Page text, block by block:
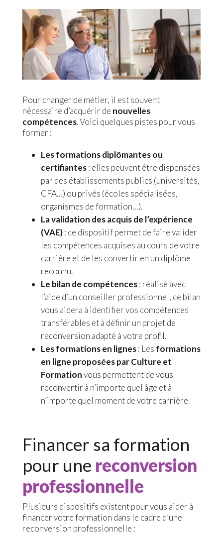
Pour changer de métier, il est souvent
nécessaire d’acquérir de nouvelles
compétences. Voici quelques pistes pour vous
former :
Les formations diplômantes ou
certifiantes: elles peuvent être dispensées
par des établissements publics (universités,
CFA…) ou privés (écoles spécialisées,
organismes de formation…).
La validation des acquis de l’expérience
(VAE): ce dispositif permet de faire valider
les compétences acquises au cours de votre
carrière et de les convertir en un diplôme
reconnu.
Le bilan de compétences: réalisé avec
l’aide d’un conseiller professionnel, ce bilan
vous aidera à identifier vos compétences
transférables et à définir un projet de
reconversion adapté à votre profil.
Les formations en lignes: Les formations
en ligne proposées par Culture et
Formationvous permettent de vous
reconvertir à n’importe quel âge et à
n’importe quel moment de votre carrière.
Financer sa formation
pour une reconversion
professionnelle
Plusieurs dispositifs existent pour vous aider à
financer votre formation dans le cadre d’une
reconversion professionnelle :